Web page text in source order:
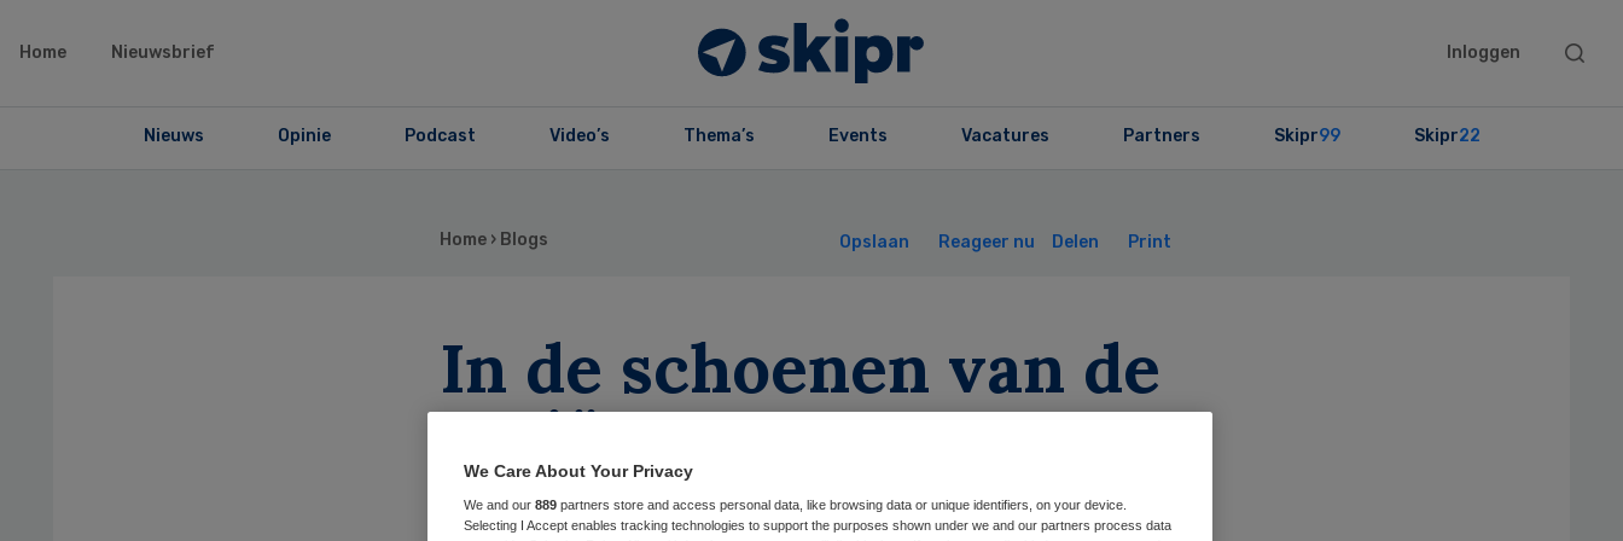
Home Nieuwsbrief Inloggen
Search
Nieuws Opinie Podcast Video’s Thema’s Events Vacatures Partners Skipr99 Skipr22
Home › Blogs Opslaan Reageer nu Delen Print
In de schoenen van de
patiënt staan
We Care About Your Privacy
We and our 889 partners store and access personal data, like browsing data or unique identifiers, on your device.
Selecting I Accept enables tracking technologies to support the purposes shown under we and our partners process data